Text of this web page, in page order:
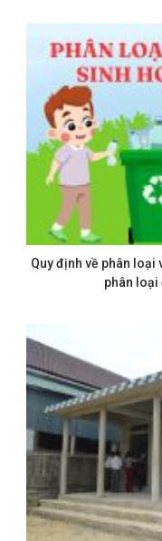
Quy định về phân loại
phân loại